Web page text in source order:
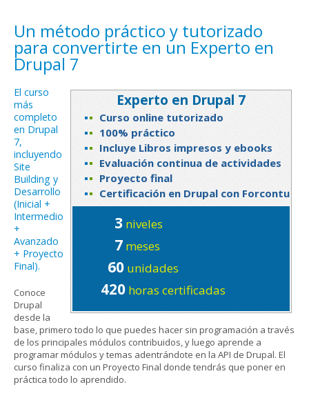
Un método práctico y tutorizado
para convertirte en un Experto en
Drupal 7
Experto en Drupal 7
Curso online tutorizado
100% práctico
Incluye Libros impresos y ebooks
Evaluación continua de actividades
Proyecto final
Certificación en Drupal con Forcontu
3niveles
7meses
60unidades
420horas certificadas
El curso
más
completo
en Drupal
7,
incluyendo
Site
Building y
Desarrollo
(Inicial +
Intermedio
+
Avanzado
+ Proyecto
Final).
Conoce
Drupal
desde la
base, primero todo lo que puedes hacer sin programación a través
de los principales módulos contribuidos, y luego aprende a
programar módulos y temas adentrándote en la API de Drupal. El
curso finaliza con un Proyecto Final donde tendrás que poner en
práctica todo lo aprendido.